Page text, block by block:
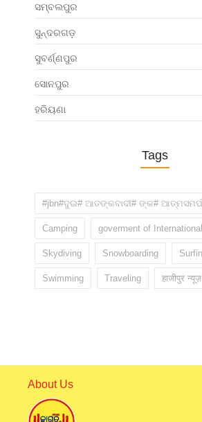
ସମ୍ବଲପୁର
ସୁନ୍ଦରଗଡ଼
ସୁବର୍ଣ୍ଣପୁର
ସୋନପୁର
ହରିୟଣା
Tags
#jbn#ଦୁଇ# ଆତଙ୍କବାଦୀ# ଙ୍କ#
Camping goverment of International
Skydiving Snowboarding
Swimming Traveling हाजीपुर न्यूज़
About Us